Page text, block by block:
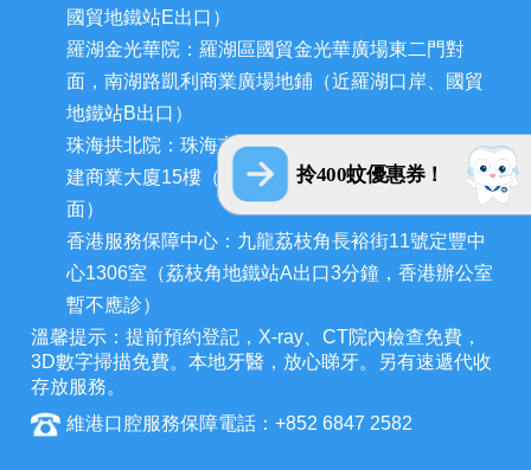
拎400蚊優惠券！
國貿地鐵站E出口）
羅湖金光華院：羅湖區國貿金光華廣場東二門對
面，南湖路凱利商業廣場地鋪（近羅湖口岸、國貿
地鐵站B出口）
珠海拱北院：珠海市香洲區拱北迎賓南路1155號中
建商業大廈15樓（近拱北口岸，迎賓百貨廣場對
面）
香港服務保障中心：九龍荔枝角長裕街11號定豐中
心1306室（荔枝角地鐵站A出口3分鐘，香港辦公室
暫不應診）
溫馨提示：提前預約登記，X-ray、CT院內檢查免費，
3D數字掃描免費。本地牙醫，放心睇牙。另有速遞代收
存放服務。
維港口腔服務保障電話：+852 6847 2582